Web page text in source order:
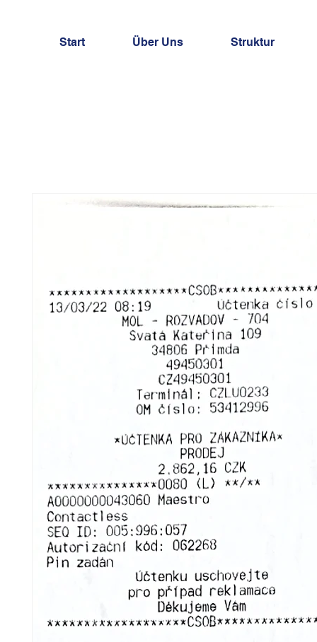
Start Über Uns Struktur